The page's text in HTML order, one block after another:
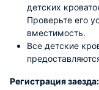
детских
Проверьте его
вместимость.
Все детские
Регистрация заезда: